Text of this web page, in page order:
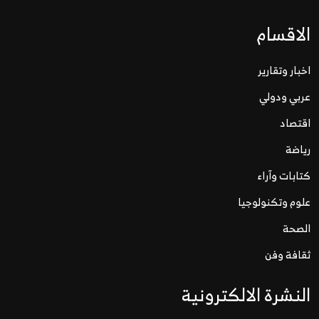
الاقسام
اخبار وتقارير
عربي ودولي
اقتصاد
رياضة
كتابات وآراء
علوم وتكنولوجيا
الصحة
ثقافة وفن
النشرة الالكترونية